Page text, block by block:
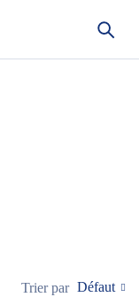
Trier par Défaut